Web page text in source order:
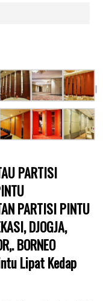
PARTISI
PARTISI PINTU
DJOGJA,
BORNEO
Lipat Kedap